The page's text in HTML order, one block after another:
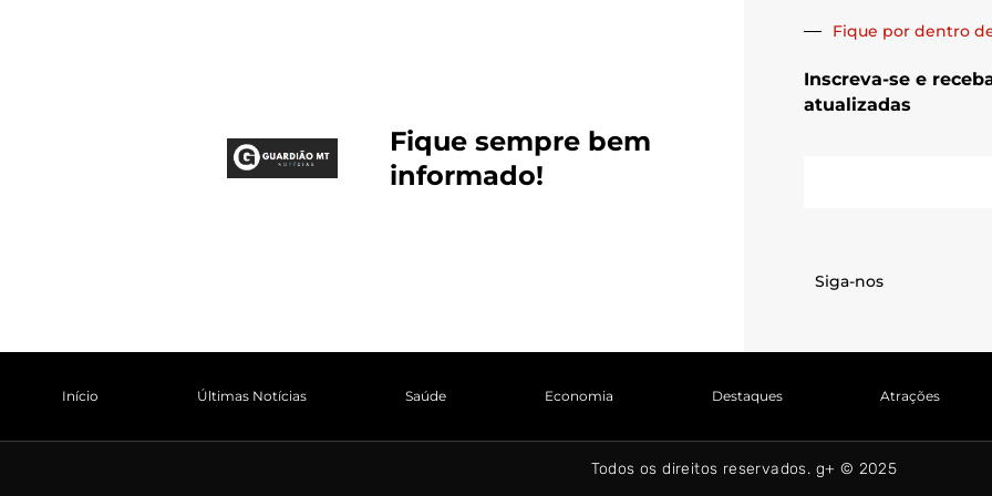
Fique sempre bem
informado!
Fique por dentro
Inscreva-se e
atualizadas
Siga-nos
Início Últimas Notícias Saúde Economia Destaques Atrações
Todos os direitos reservados. g+ © 2025